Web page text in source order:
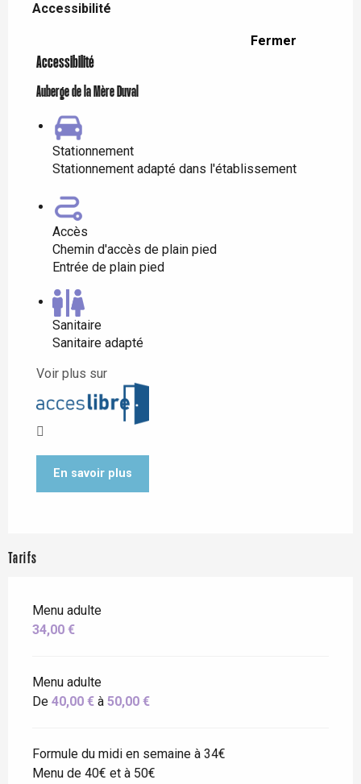
Accessibilité
Fermer
Accessibilité
Auberge de la Mère Duval
Stationnement
Stationnement adapté dans l'établissement
Accès
Chemin d'accès de plain pied
Entrée de plain pied
Sanitaire
Sanitaire adapté
Voir plus sur
En savoir plus
Tarifs
Menu adulte
34,00 €
Menu adulte
De 40,00 € à 50,00 €
Formule du midi en semaine à 34€
Menu de 40€ et à 50€